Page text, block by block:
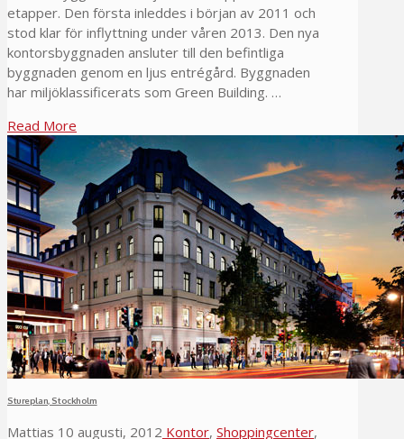
etapper. Den första inleddes i början av 2011 och
stod klar för inflyttning under våren 2013. Den nya
kontorsbyggnaden ansluter till den befintliga
byggnaden genom en ljus entrégård. Byggnaden
har miljöklassificerats som Green Building. …
Read More
Stureplan, Stockholm
Mattias 10 augusti, 2012 Kontor, Shoppingcenter,